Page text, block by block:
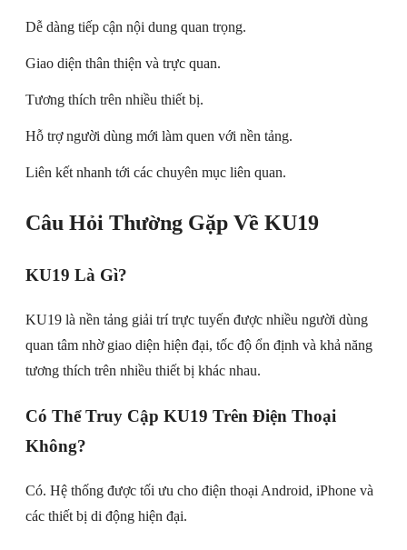
Dễ dàng tiếp cận nội dung quan trọng.
Giao diện thân thiện và trực quan.
Tương thích trên nhiều thiết bị.
Hỗ trợ người dùng mới làm quen với nền tảng.
Liên kết nhanh tới các chuyên mục liên quan.
Câu Hỏi Thường Gặp Về KU19
KU19 Là Gì?
KU19 là nền tảng giải trí trực tuyến được nhiều người dùng
quan tâm nhờ giao diện hiện đại, tốc độ ổn định và khả năng
tương thích trên nhiều thiết bị khác nhau.
Có Thể Truy Cập KU19 Trên Điện Thoại
Không?
Có. Hệ thống được tối ưu cho điện thoại Android, iPhone và
các thiết bị di động hiện đại.